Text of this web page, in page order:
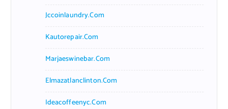
Jccoinlaundry.com
Kautorepair.com
Marjaeswinebar.com
Elmazatlanclinton.com
Ideacoffeenyc.com